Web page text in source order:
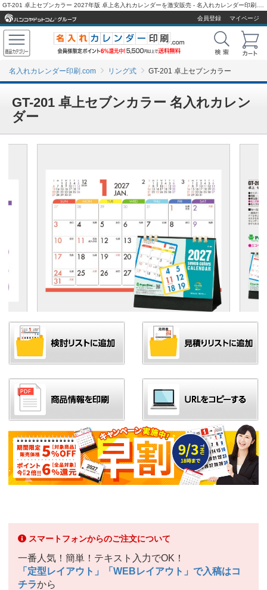
会員登録
マイページ
名入れカレンダー印刷.com リング式 GT-201 卓上セブンカラー
GT-201 卓上セブンカラー 名入れカレン
ダー
スマートフォンからのご注文について
一番人気！簡単！テキスト入力でOK！
「定型レイアウト」「WEBレイアウト」で入稿はコ
チラから